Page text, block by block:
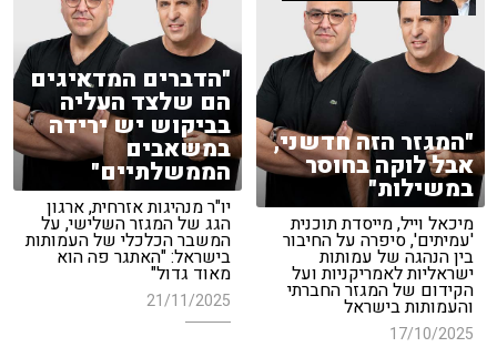
"הדברים המדאיגים
הם שלצד העליה
בביקוש יש ירידה
במשאבים
הממשלתיים"
יו"ר מנהיגות אזרחית, ארגון
הגג של המגזר השלישי, על
המשבר הכלכלי של העמותות
בישראל: "האתגר פה הוא
מאוד גדול"
21/11/2025
"המגזר הזה חדשני,
אבל לוקה בחוסר
במשילות"
מיכאל וייל, מייסדת תוכנית
'עמיתים', סיפרה על החיבור
בין הנהגה של עמותות
ישראליות לאמריקניות ועל
הקידום של המגזר החברתי
והעמותות בישראל
17/10/2025